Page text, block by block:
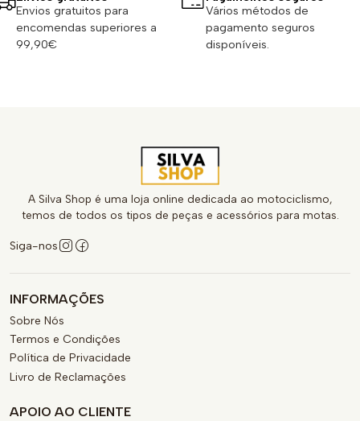
Envios gratuitos para
encomendas superiores a
99,90€
Vários métodos de
pagamento seguros
disponíveis.
A Silva Shop é uma loja online dedicada ao motociclismo,
temos de todos os tipos de peças e acessórios para motas.
Siga-nos
INFORMAÇÕES
Sobre Nós
Termos e Condições
Política de Privacidade
Livro de Reclamações
APOIO AO CLIENTE